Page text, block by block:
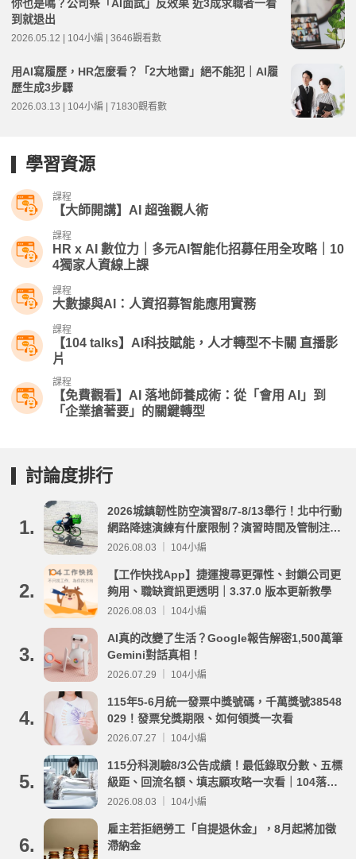
你也是嗎？公司祭「AI面試」反效果 近3成求職者一看
到就退出
2026.05.12 | 104小編 | 3646觀看數
用AI寫履歷，HR怎麼看？「2大地雷」絕不能犯｜AI履
歷生成3步驟
2026.03.13 | 104小編 | 71830觀看數
學習資源
課程
【大師開講】AI 超強觀人術
課程
HR x AI 數位力｜多元AI智能化招募任用全攻略｜10
4獨家人資線上課
課程
大數據與AI：人資招募智能應用實務
課程
【104 talks】AI科技賦能，人才轉型不卡關 直播影
片
課程
【免費觀看】AI 落地師養成術：​從「會用 AI」到
「企業搶著要」的關鍵轉型
討論度排行
1.
2026城鎮韌性防空演習8/7-8/13舉行！北中行動
網路降速演練有什麼限制？演習時間及管制注意
事項整理
2026.08.03 ｜ 104小編
2.
【工作快找App】捷運搜尋更彈性、封鎖公司更
夠用、職缺資訊更透明｜3.37.0 版本更新教學
2026.08.03 ｜ 104小編
3.
AI真的改變了生活？Google報告解密1,500萬筆
Gemini對話真相！
2026.07.29 ｜ 104小編
4.
115年5-6月統一發票中獎號碼，千萬獎號38548
029！發票兌獎期限、如何領獎一次看
2026.07.27 ｜ 104小編
5.
115分科測驗8/3公告成績！最低錄取分數、五標
級距、回流名額、填志願攻略一次看｜104落點
分析
2026.08.03 ｜ 104小編
6.
雇主若拒絕勞工「自提退休金」，8月起將加徵
滯納金